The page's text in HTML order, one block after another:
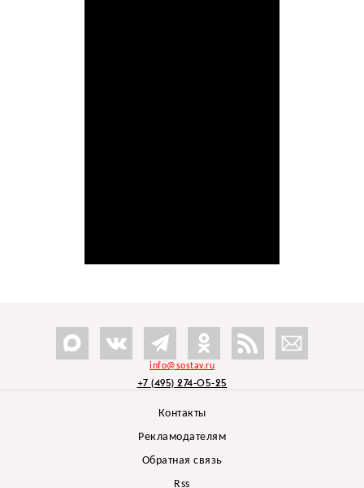
info@sostav.ru
+7 (495) 274-05-25
Контакты
Рекламодателям
Обратная связь
Rss